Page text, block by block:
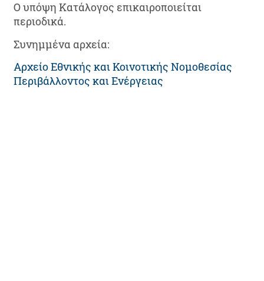
Ο υπόψη Κατάλογος επικαιροποιείται
περιοδικά.
Συνημμένα αρχεία:
Αρχείο Εθνικής και Κοινοτικής Νομοθεσίας
Περιβάλλοντος και Ενέργειας